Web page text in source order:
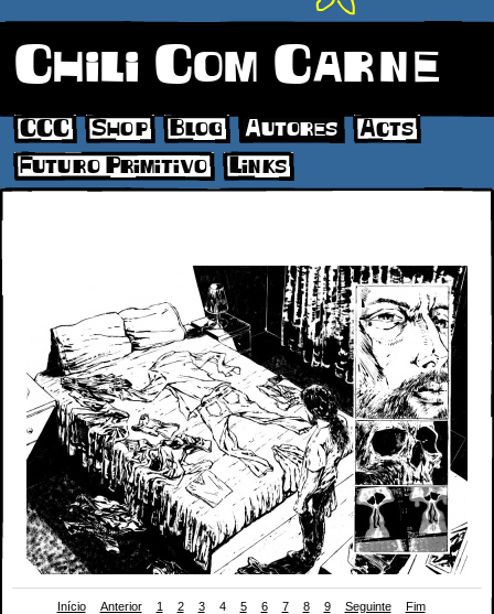
Chili Com Carne
CCC Shop Blog Autores
Acts
Futuro Primitivo
Links
Início Anterior 1 2 3 4 5 6 7 8 9 Seguinte Fim